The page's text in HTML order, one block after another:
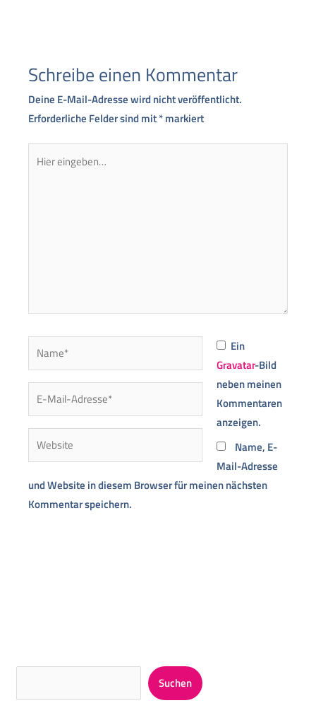
Schreibe einen Kommentar
Deine E-Mail-Adresse wird nicht veröffentlicht.
Erforderliche Felder sind mit*markiert
eingeben…
Name*
E-
Adresse*
Website
Ein
Gravatar-Bild
neben meinen
Kommentaren
anzeigen.
Name, E-
Mail-Adresse
und Website in diesem Browser für meinen nächsten
Kommentar speichern.
Suchen